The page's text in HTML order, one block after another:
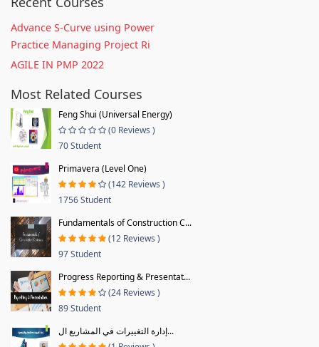
Advance S-Curve using Power
Practice Managing Project Ri
AGILE IN PMP 2022
Most Related Courses
Feng Shui (Universal Energy)
(0 Reviews )
70 Student
Primavera (Level One)
(142 Reviews )
1756 Student
Fundamentals of Construction C...
(12 Reviews )
97 Student
Progress Reporting & Presentat...
(24 Reviews )
89 Student
إدارة التغييرات في المشاريع ال...